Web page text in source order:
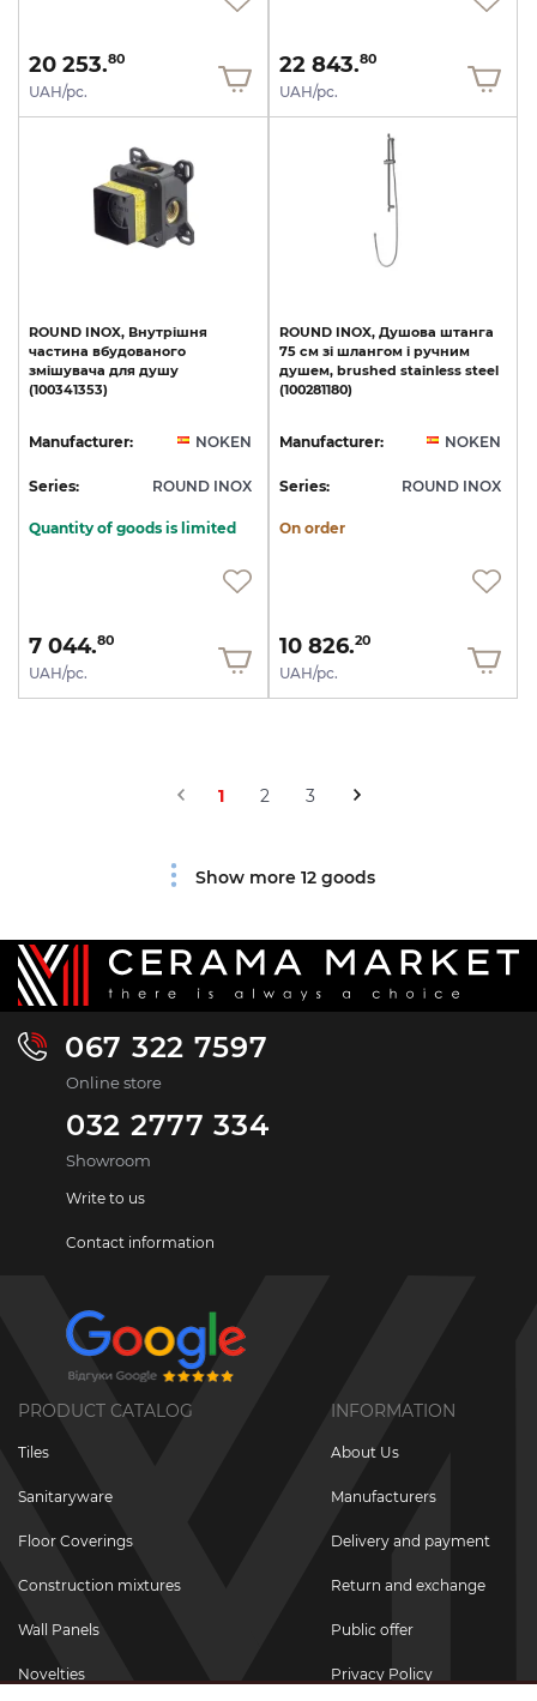
20 253.80
UAH/pc.
22 843.80
UAH/pc.
ROUND INOX, Внутрішня
частина вбудованого
змішувача для душу
(100341353)
Manufacturer: NOKEN
Series: ROUND INOX
Quantity of goods is limited
7 044.80
UAH/pc.
ROUND INOX, Душова штанга
75 см зі шлангом і ручним
душем, brushed stainless steel
(100281180)
Manufacturer: NOKEN
Series: ROUND INOX
On order
10 826.20
UAH/pc.
1 2 3
Show more 12 goods
067 322 7597
Online store
032 2777 334
Showroom
Write to us
Contact information
PRODUCT CATALOG
Tiles
Sanitaryware
Floor Coverings
Construction mixtures
Wall Panels
Novelties
INFORMATION
About Us
Manufacturers
Delivery and payment
Return and exchange
Public offer
Privacy Policy